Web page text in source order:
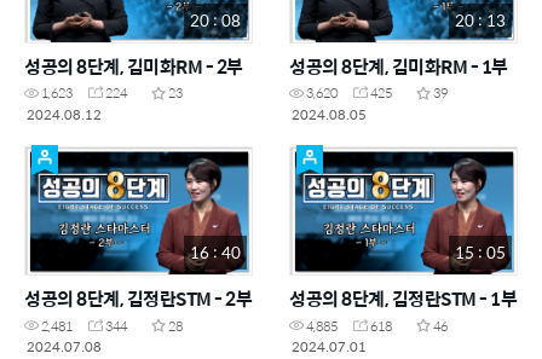
20 : 08
성공의 8단계, 김미화RM - 2부
1,623 224
23
2024.08.12
20 : 13
성공의 8단계, 김미화RM - 1부
3,620 425
39
2024.08.05
16 : 40
성공의 8단계, 김정란STM - 2부
2,481 344
28
2024.07.08
15 : 05
성공의 8단계, 김정란STM - 1부
4,885 618
46
2024.07.01